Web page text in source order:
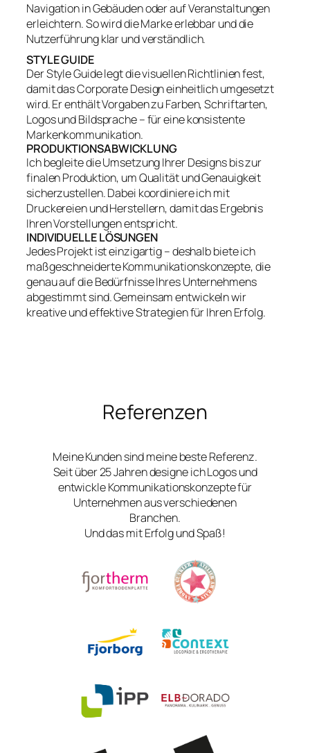
Navigation in Gebäuden oder auf Veranstaltungen
erleichtern. So wird die Marke erlebbar und die
Nutzerführung klar und verständlich.
STYLE GUIDE
Der Style Guide legt die visuellen Richtlinien fest,
damit das Corporate Design einheitlich umgesetzt
wird. Er enthält Vorgaben zu Farben, Schriftarten,
Logos und Bildsprache – für eine konsistente
Markenkommunikation.
PRODUKTIONSABWICKLUNG
Ich begleite die Umsetzung Ihrer Designs bis zur
finalen Produktion, um Qualität und Genauigkeit
sicherzustellen. Dabei koordiniere ich mit
Druckereien und Herstellern, damit das Ergebnis
Ihren Vorstellungen entspricht.
INDIVIDUELLE LÖSUNGEN
Jedes Projekt ist einzigartig – deshalb biete ich
maßgeschneiderte Kommunikationskonzepte, die
genau auf die Bedürfnisse Ihres Unternehmens
abgestimmt sind. Gemeinsam entwickeln wir
kreative und effektive Strategien für Ihren Erfolg.
Referenzen
Meine Kunden sind meine beste Referenz.
Seit über 25 Jahren designe ich Logos und
entwickle Kommunikationskonzepte für
Unternehmen aus verschiedenen
Branchen.
Und das mit Erfolg und Spaß!